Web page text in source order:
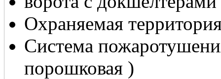
Охраняемая
Система
порошковая )